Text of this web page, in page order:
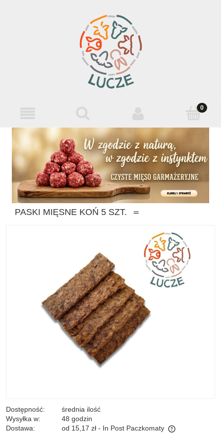
PASKI MIĘSNE KOŃ 5 SZT.
Dostępność:
średnia ilość
Wysyłka w:
48 godzin
Dostawa:
od 15,17 zł - In Post Paczkomaty